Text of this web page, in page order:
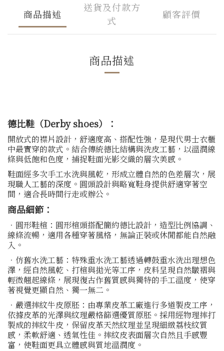
商品描述
送貨及付款方
式
顧客評價
商品描述
德比鞋（Derby shoes）：
開放式的襟片設計，舒適度高、搭配性強，是現代男士衣櫃
中最實穿的款式。結合傳統德比結構與洗皮工藝，以溫潤線
條與低飽和色度，捕捉鞋面光影交織的層次美感。
鞋面經多次手工水洗與風乾，形成立體自然的色差層次，展
現職人工藝的深度。圓頭設計與略寬鞋身提供舒適穿著空
間，適合長時間行走或辦公。
商品細節：
．圓形鞋楦：圓形楦頭搭配簡約德比設計，造型比例協調、
線條流暢，適用各種穿著風格，無論正裝或休閒都能自然融
入。
．仿舊水洗工藝：特殊重水洗工藝透過轉鼓重水洗出理想色
澤，經自然風乾、打楦與拋光等工序，皮料呈現自然皺褶與
輕微翹起線條，展現復古作舊質感與獨特的手工溫度，使穿
著視覺更顯自然、獨一無二。
．嚴選摔紋牛皮原胚：由專業皮革工廠進行多道製皮工序，
依據皮革的光澤與紋理嚴格篩選優質原胚。採用經物理摔打
製成的摔紋牛皮，保留皮革天然紋理並呈現細緻荔枝紋質
感，柔軟舒適、透氣性佳。摔紋皮表面層次自然且手感豐
富，使鞋面更具立體感與質地溫潤度。